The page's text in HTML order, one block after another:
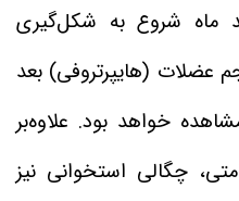
ماه شروع به شکل‌گیری
عضلات (هایپرتروفی) بعد
قابل‌مشاهده خواهد بود. علاوه‌بر
چگالی استخوانی نیز